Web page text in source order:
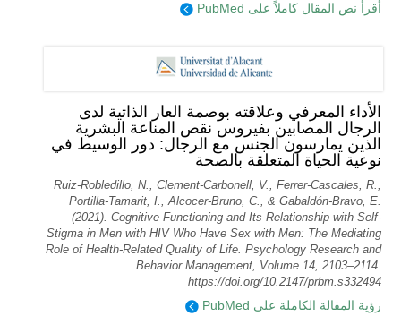
أقرأ نص المقال كاملاً على PubMed
الأداء المعرفي وعلاقته بوصمة العار الذاتية لدى
الرجال المصابين بفيروس نقص المناعة البشرية
الذين يمارسون الجنس مع الرجال: دور الوسيط في
نوعية الحياة المتعلقة بالصحة
Ruiz-Robledillo, N., Clement-Carbonell, V., Ferrer-Cascales, R.,
Portilla-Tamarit, I., Alcocer-Bruno, C., & Gabaldón-Bravo, E.
(2021). Cognitive Functioning and Its Relationship with Self-
Stigma in Men with HIV Who Have Sex with Men: The Mediating
Role of Health-Related Quality of Life. Psychology Research and
Behavior Management, Volume 14, 2103–2114.
https://doi.org/10.2147/prbm.s332494
رؤية المقالة الكاملة على PubMed